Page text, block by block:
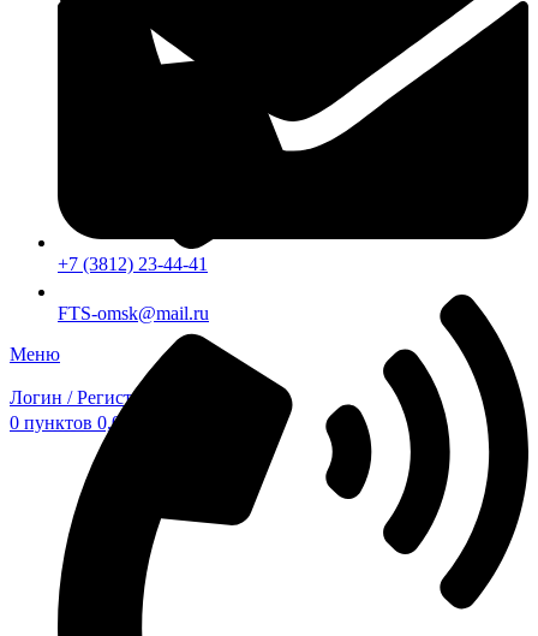
FTS-omsk@mail.ru
Меню
Логин / Регистрация
0 пунктов 0,00
+7 (3812) 23-44-41